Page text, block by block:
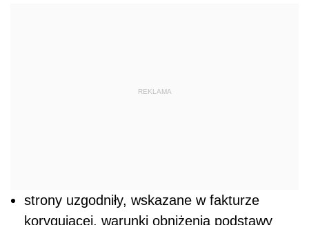
REKLAMA
strony uzgodniły, wskazane w fakturze
korygującej, warunki obniżenia podstawy